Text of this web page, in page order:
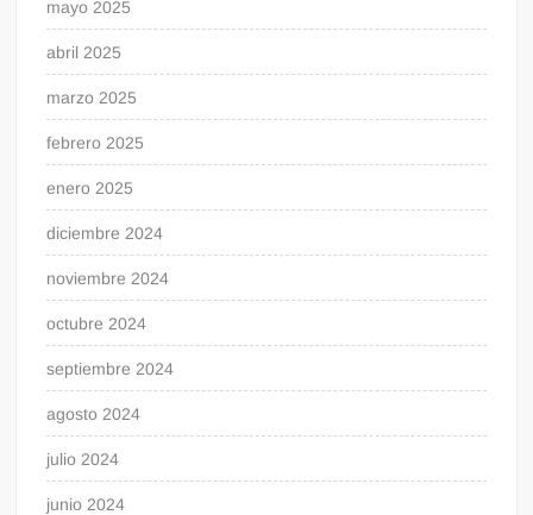
mayo 2025
abril 2025
marzo 2025
febrero 2025
enero 2025
diciembre 2024
noviembre 2024
octubre 2024
septiembre 2024
agosto 2024
julio 2024
junio 2024